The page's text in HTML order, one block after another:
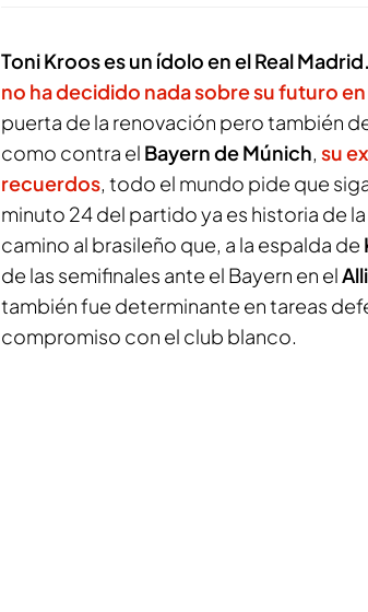
Toni Kroos es un ídolo en el Real Madrid.
no ha decidido nada sobre su futuro
puerta de la renovación pero también
como contra el Bayern de Múnich, su
recuerdos, todo el mundo pide que
minuto 24 del partido ya es historia de
camino al brasileño que, a la espalda de
de las semifinales ante el Bayern en el
también fue determinante en tareas
compromiso con el club blanco.